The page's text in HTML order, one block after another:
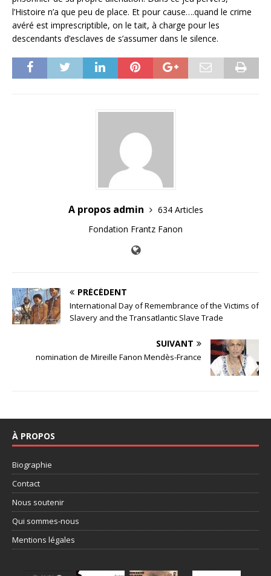
l’Histoire n’a que peu de place. Et pour cause….quand le crime
avéré est imprescriptible, on le tait, à charge pour les
descendants d’esclaves de s’assumer dans le silence.
A propos admin
634 Articles
Fondation Frantz Fanon
PRÉCÉDENT
International Day of Remembrance of the Victims of
Slavery and the Transatlantic Slave Trade
SUIVANT
nomination de Mireille Fanon Mendès-France
À PROPOS
Biographie
Contact
Nous soutenir
Qui sommes-nous
Mentions légales